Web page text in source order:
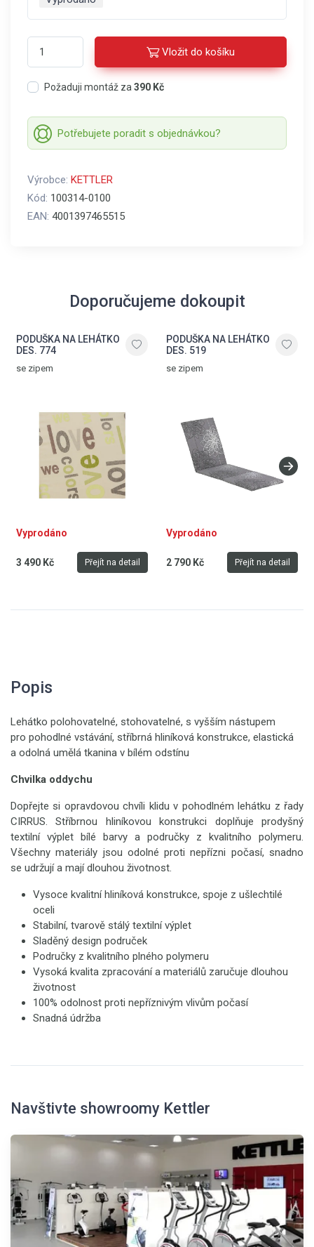
Vložit do košíku
Požaduji montáž za 390 Kč
Potřebujete poradit s objednávkou?
Výrobce: KETTLER
Kód: 100314-0100
EAN: 4001397465515
Doporučujeme dokoupit
PODUŠKA NA LEHÁTKO
DES. 774
se zipem
Vyprodáno
3 490 Kč Přejít na detail
PODUŠKA NA LEHÁTKO
DES. 519
se zipem
Vyprodáno
2 790 Kč Přejít na detail
Popis
Lehátko polohovatelné, stohovatelné, s vyšším nástupem
pro pohodlné vstávání, stříbrná hliníková konstrukce, elastická
a odolná umělá tkanina v bílém odstínu
Chvilka oddychu
Dopřejte si opravdovou chvíli klidu v pohodlném lehátku z řady
CIRRUS. Stříbrnou hliníkovou konstrukci doplňuje prodyšný
textilní výplet bílé barvy a područky z kvalitního polymeru.
Všechny materiály jsou odolné proti nepřízni počasí, snadno
se udržují a mají dlouhou životnost.
Vysoce kvalitní hliníková konstrukce, spoje z ušlechtilé
oceli
Stabilní, tvarově stálý textilní výplet
Sladěný design područek
Područky z kvalitního plného polymeru
Vysoká kvalita zpracování a materiálů zaručuje dlouhou
životnost
100% odolnost proti nepříznivým vlivům počasí
Snadná údržba
Navštivte showroomy Kettler